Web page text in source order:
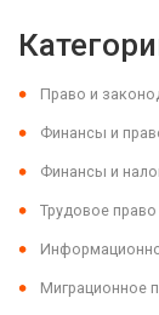
Право и
Финансы и
Финансы и
Трудовое право
Миграционное